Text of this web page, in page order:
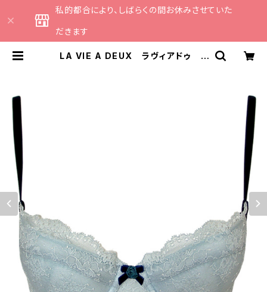
私的都合により、しばらくの間お休みさせていた
だきます
LA VIE A DEUX ラヴィアドゥ S